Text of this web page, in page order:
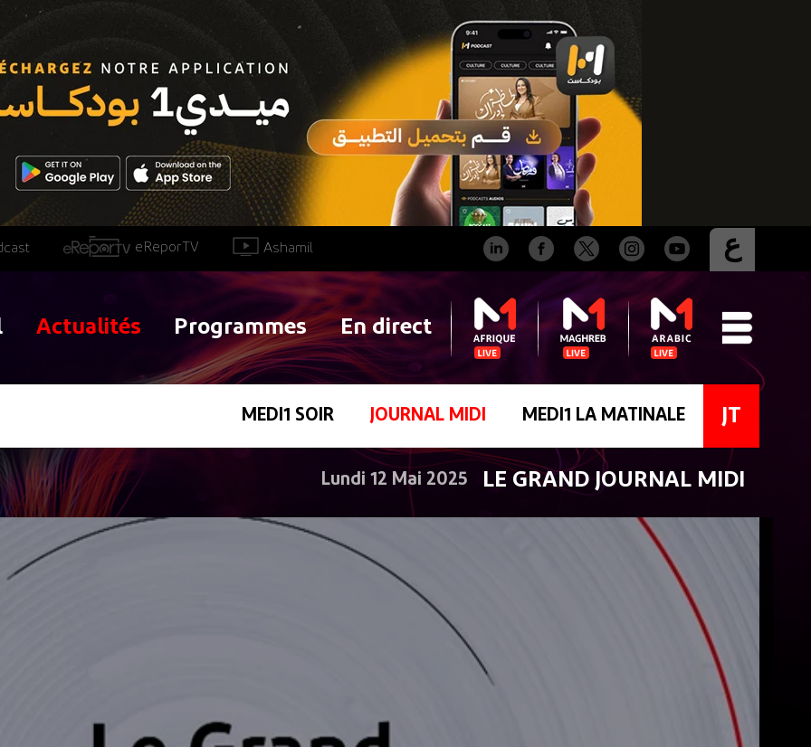
ع Ashamil
eReporTV
En direct
Programmes
Actualités
MEDI1 SOIR JOURNAL MIDI MEDI1 LA MATINALE JT
Lundi 12 Mai 2025 LE GRAND JOURNAL MIDI